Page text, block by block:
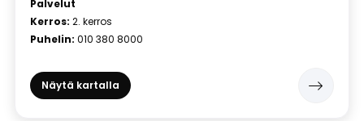
Palvelut
Kerros: 2. kerros
Puhelin: 010 380 8000
Näytä kartalla